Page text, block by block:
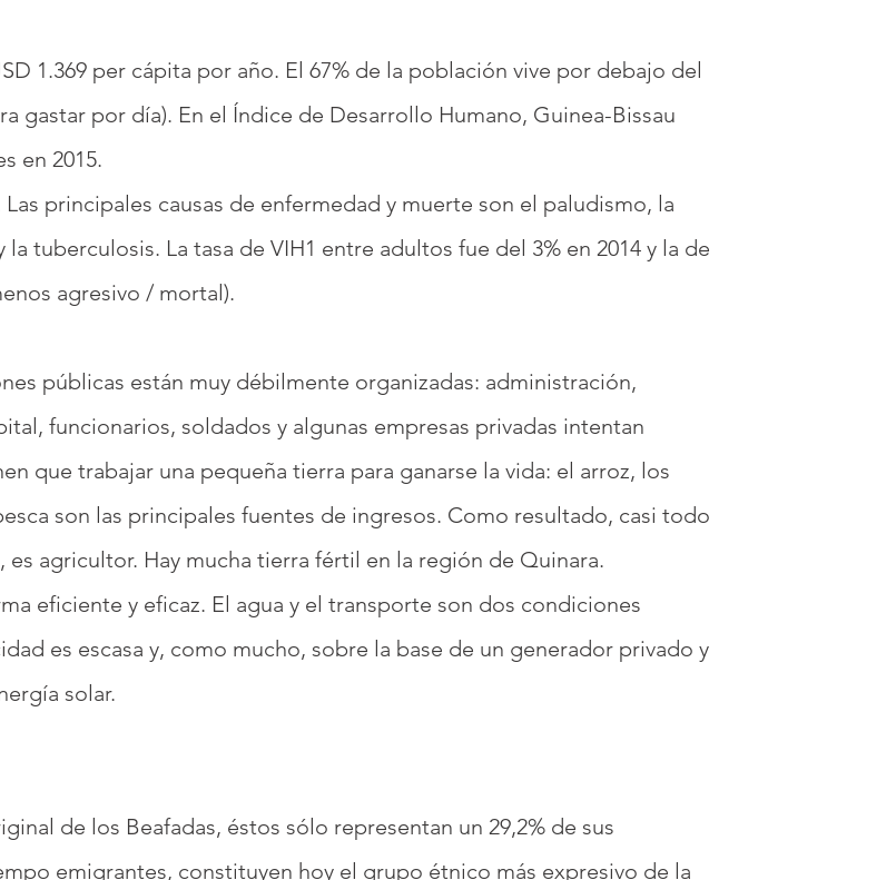
1.369 per cápita por año. El 67% de la población vive por debajo del
gastar por día). En el Índice de Desarrollo Humano, Guinea-Bissau
en 2015.
Las principales causas de enfermedad y muerte son el paludismo, la
tuberculosis. La tasa de VIH1 entre adultos fue del 3% en 2014 y la de
agresivo / mortal).
públicas están muy débilmente organizadas: administración,
funcionarios, soldados y algunas empresas privadas intentan
que trabajar una pequeña tierra para ganarse la vida: el arroz, los
son las principales fuentes de ingresos. Como resultado, casi todo
agricultor. Hay mucha tierra fértil en la región de Quinara.
eficiente y eficaz. El agua y el transporte son dos condiciones
es escasa y, como mucho, sobre la base de un generador privado y
solar.
de los Beafadas, éstos sólo representan un 29,2% de sus
emigrantes, constituyen hoy el grupo étnico más expresivo de la